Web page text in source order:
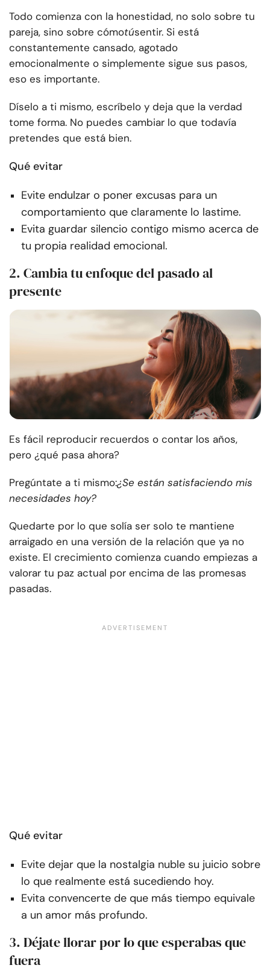
Todo comienza con la honestidad, no solo sobre tu
pareja, sino sobre cómotúsentir. Si está
constantemente cansado, agotado
emocionalmente o simplemente sigue sus pasos,
eso es importante.
Díselo a ti mismo, escríbelo y deja que la verdad
tome forma. No puedes cambiar lo que todavía
pretendes que está bien.
Qué evitar
Evite endulzar o poner excusas para un
comportamiento que claramente lo lastime.
Evita guardar silencio contigo mismo acerca de
tu propia realidad emocional.
2. Cambia tu enfoque del pasado al
presente
Es fácil reproducir recuerdos o contar los años,
pero ¿qué pasa ahora?
Pregúntate a ti mismo:¿Se están satisfaciendo mis
necesidades hoy?
Quedarte por lo que solía ser solo te mantiene
arraigado en una versión de la relación que ya no
existe. El crecimiento comienza cuando empiezas a
valorar tu paz actual por encima de las promesas
pasadas.
Qué evitar
Evite dejar que la nostalgia nuble su juicio sobre
lo que realmente está sucediendo hoy.
Evita convencerte de que más tiempo equivale
a un amor más profundo.
3. Déjate llorar por lo que esperabas que
fuera